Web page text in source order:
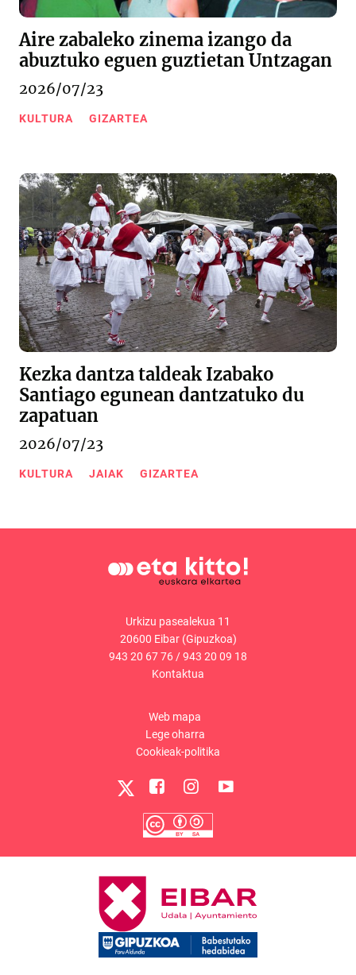
Aire zabaleko zinema izango da
abuztuko eguen guztietan Untzagan
2026/07/23
KULTURA GIZARTEA
Kezka dantza taldeak Izabako
Santiago egunean dantzatuko du
zapatuan
2026/07/23
KULTURA JAIAK GIZARTEA
Urkizu pasealekua 11
20600 Eibar (Gipuzkoa)
943 20 67 76/943 20 09 18
Kontaktua
Web mapa
Lege oharra
Cookieak-politika